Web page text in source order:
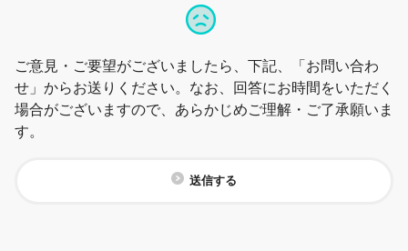
ご意見・ご要望がございましたら、下記、「お問い合わ
せ」からお送りください。なお、回答にお時間をいただく
場合がございますので、あらかじめご理解・ご了承願いま
す。
送信する